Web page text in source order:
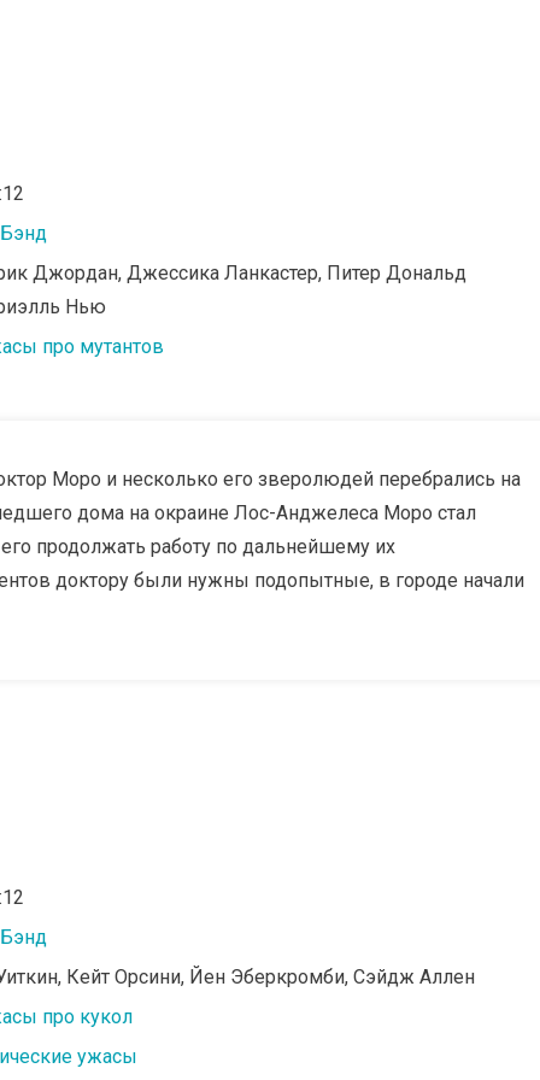
Джордан, Джессика Ланкастер, Питер Дональд
Нью
про мутантов
Моро и несколько его зверолюдей перебрались на
дома на окраине Лос-Анджелеса Моро стал
продолжать работу по дальнейшему их
доктору были нужны подопытные, в городе начали
Кейт Орсини, Йен Эберкромби, Сэйдж Аллен
про кукол
ужасы